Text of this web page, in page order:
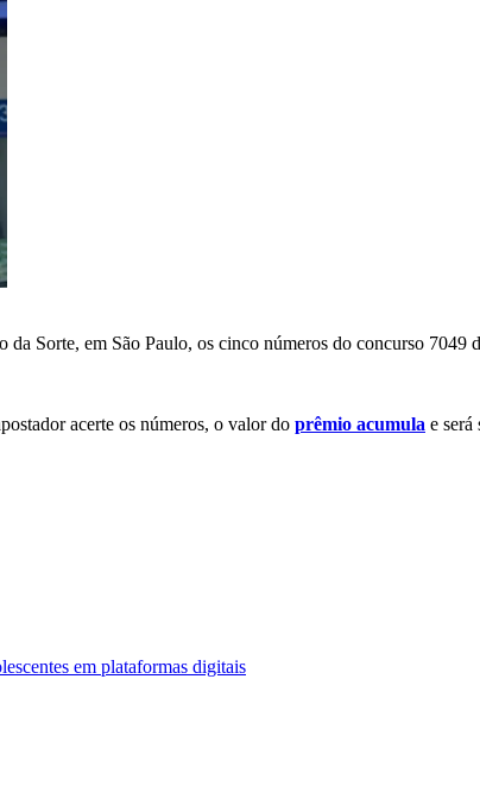
Sorte, em São Paulo, os cinco números do concurso 7049
acerte os números, o valor do prêmio acumula e
em plataformas digitais